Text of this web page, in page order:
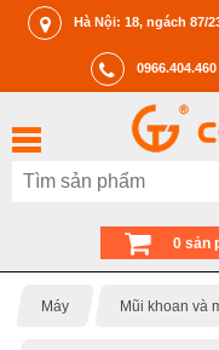
Hà Nội: 18, ngách 87/
0966.404.460
0 sản
Máy Mũi khoan và